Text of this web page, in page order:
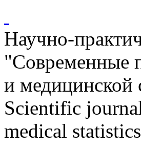
Научно-
"Современные
и медицинской
Scientific
medical